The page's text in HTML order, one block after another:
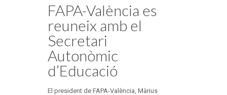
FAPA-València es
reuneix amb el
Secretari
Autonòmic
d’Educació
El president de FAPA-València, Màrius